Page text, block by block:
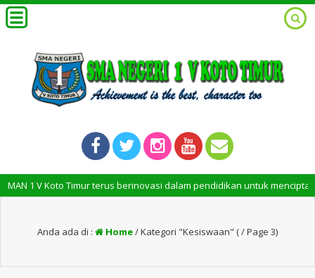
Koto Timur terus berinovasi dalam pendidikan untuk menciptakan
Anda ada di : Home/Kategori "Kesiswaan" ( / Page 3)